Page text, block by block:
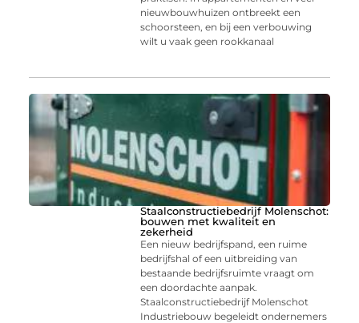
nieuwbouwhuizen ontbreekt een
schoorsteen, en bij een verbouwing
wilt u vaak geen rookkanaal
Staalconstructiebedrijf Molenschot:
bouwen met kwaliteit en
zekerheid
Een nieuw bedrijfspand, een ruime
bedrijfshal of een uitbreiding van
bestaande bedrijfsruimte vraagt om
een doordachte aanpak.
Staalconstructiebedrijf Molenschot
Industriebouw begeleidt ondernemers